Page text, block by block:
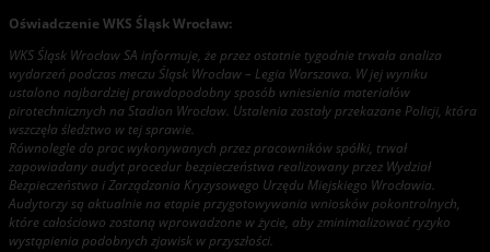
Oświadczenie WKS Śląsk Wrocław:
WKS Śląsk Wrocław SA informuje, że przez ostatnie tygodnie trwała analiza
wydarzeń podczas meczu Śląsk Wrocław – Legia Warszawa. W jej wyniku
ustalono najbardziej prawdopodobny sposób wniesienia materiałów
pirotechnicznych na Stadion Wrocław. Ustalenia zostały przekazane Policji, która
wszczęła śledztwo w tej sprawie.
Równolegle do prac wykonywanych przez pracowników spółki, trwał
zapowiadany audyt procedur bezpieczeństwa realizowany przez Wydział
Bezpieczeństwa i Zarządzania Kryzysowego Urzędu Miejskiego Wrocławia.
Audytorzy są aktualnie na etapie przygotowywania wniosków pokontrolnych,
które całościowo zostaną wprowadzone w życie, aby zminimalizować ryzyko
wystąpienia podobnych zjawisk w przyszłości.